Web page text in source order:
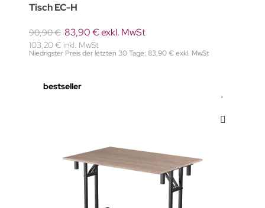
Tisch EC-H
90,90 € 83,90 € exkl. MwSt
103,20 € inkl. MwSt
Niedrigster Preis der letzten 30 Tage: 83,90 € exkl. MwSt
bestseller